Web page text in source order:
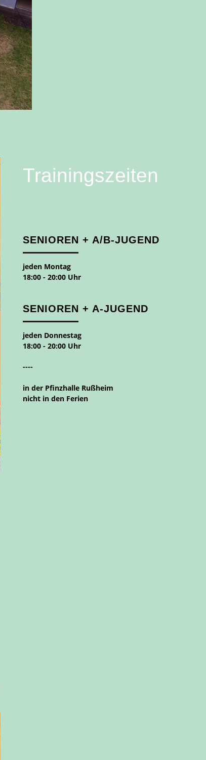
Trainingszeiten
SENIOREN + A/B-JUGEND
jeden Montag
18:00 - 20:00 Uhr
SENIOREN + A-JUGEND
jeden Donnestag
18:00 - 20:00 Uhr
----
in der Pfinzhalle Rußheim
nicht in den Ferien